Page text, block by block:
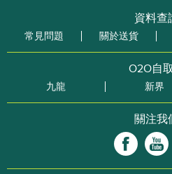
資料查
常見問題 關於送貨
O2O自
九龍 新界
關注我